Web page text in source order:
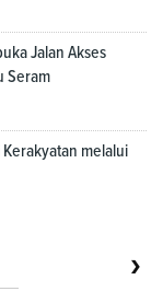
Jalan Akses
Seram
melalui
›